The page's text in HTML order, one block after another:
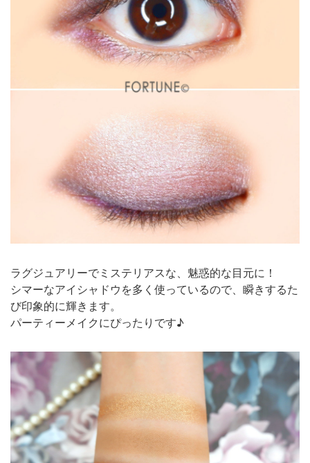
ラグジュアリーでミステリアスな、魅惑的な目元に！
シマーなアイシャドウを多く使っているので、瞬きするた
び印象的に輝きます。
パーティーメイクにぴったりです♪